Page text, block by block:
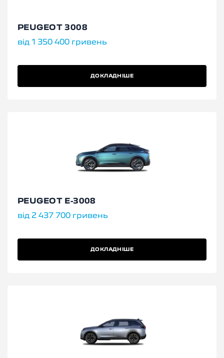
PEUGEOT 3008
від 1 350 400 гривень
ДОКЛАДНІШЕ
PEUGEOT E-3008
від 2 437 700 гривень
ДОКЛАДНІШЕ